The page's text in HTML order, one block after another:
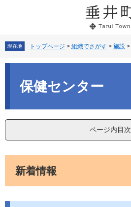
文
へ
現在地 トップページ > 組織でさがす > 施設 >
保健センター
ページ内目次
新着情報